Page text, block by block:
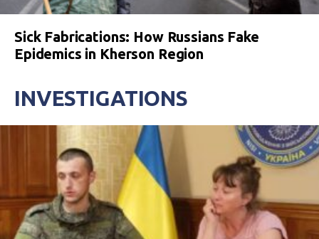
Sick Fabrications: How Russians Fake
Epidemics in Kherson Region
INVESTIGATIONS